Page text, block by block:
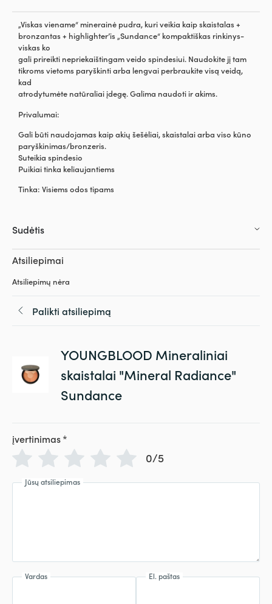
„Viskas viename“ minerainė pudra, kuri veikia kaip skaistalas +
bronzantas + highlighter’is „Sundance“ kompaktiškas rinkinys-
viskas ko
gali prireikti nepriekaištingam veido spindesiui. Naudokite jį tam
tikroms vietoms paryškinti arba lengvai perbraukite visą veidą,
kad
atrodytumėte natūraliai įdegę. Galima naudoti ir akims.
Privalumai:
Gali būti naudojamas kaip akių šešėliai, skaistalai arba viso kūno
paryškinimas/bronzeris.
Suteikia spindesio
Puikiai tinka keliaujantiems
Tinka: Visiems odos tipams
Sudėtis
Atsiliepimai
Atsiliepimų nėra
Palikti atsiliepimą
YOUNGBLOOD Mineraliniai
skaistalai "Mineral Radiance"
Sundance
įvertinimas*
0/5
Jūsų atsiliepimas
Vardas El. paštas